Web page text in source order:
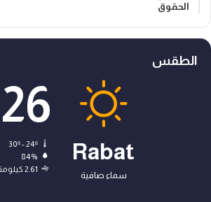
الحقوق
الطقس
Rabat
سماء صافية
26
84%
2.61 كيلومتر/ساعة